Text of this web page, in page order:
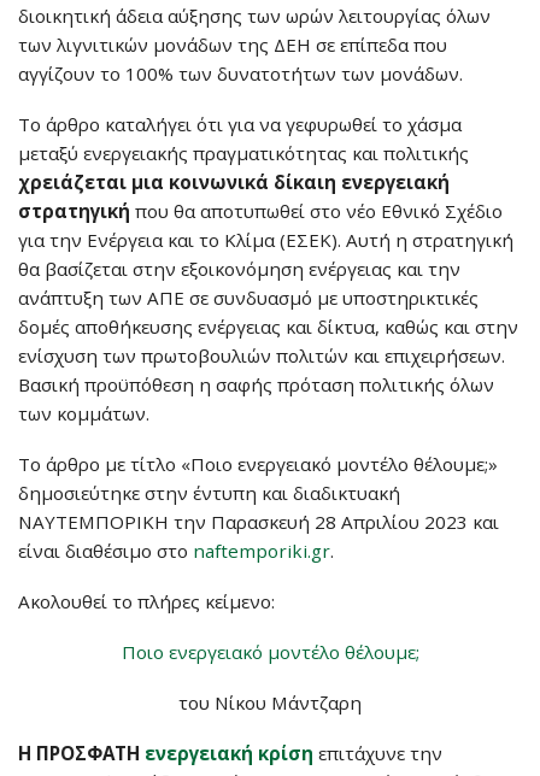
διοικητική άδεια αύξησης των ωρών λειτουργίας όλων
των λιγνιτικών μονάδων της ΔΕΗ σε επίπεδα που
αγγίζουν το 100% των δυνατοτήτων των μονάδων.
Το άρθρο καταλήγει ότι για να γεφυρωθεί το χάσμα
μεταξύ ενεργειακής πραγματικότητας και πολιτικής
χρειάζεται μια κοινωνικά δίκαιη ενεργειακή
στρατηγική που θα αποτυπωθεί στο νέο Εθνικό Σχέδιο
για την Ενέργεια και το Κλίμα (ΕΣΕΚ). Αυτή η στρατηγική
θα βασίζεται στην εξοικονόμηση ενέργειας και την
ανάπτυξη των ΑΠΕ σε συνδυασμό με υποστηρικτικές
δομές αποθήκευσης ενέργειας και δίκτυα, καθώς και στην
ενίσχυση των πρωτοβουλιών πολιτών και επιχειρήσεων.
Βασική προϋπόθεση η σαφής πρόταση πολιτικής όλων
των κομμάτων.
Το άρθρο με τίτλο «Ποιο ενεργειακό μοντέλο θέλουμε;»
δημοσιεύτηκε στην έντυπη και διαδικτυακή
ΝΑΥΤΕΜΠΟΡΙΚΗ την Παρασκευή 28 Απριλίου 2023 και
είναι διαθέσιμο στο naftemporiki.gr.
Ακολουθεί το πλήρες κείμενο:
Ποιο ενεργειακό μοντέλο θέλουμε;
του Νίκου Μάντζαρη
Η ΠΡΟΣΦΑΤΗ ενεργειακή κρίση επιτάχυνε την